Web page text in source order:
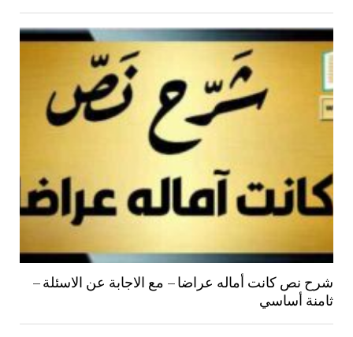
شرح نص كانت أماله عراضا – مع الاجابة عن الاسئلة –
ثامنة أساسي